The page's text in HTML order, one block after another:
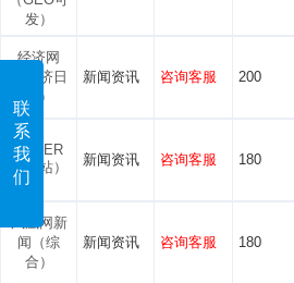
联
系
我
们
发）
经济网
（经济日
报）
新闻资讯 咨询客服 200
ZAKER
（全站）
新闻资讯 咨询客服 180
凤凰网新
闻（综
合）
新闻资讯 咨询客服 180